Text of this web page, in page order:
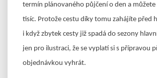
termín plánovaného půjčení o den a
tisíc. Protože cestu díky tomu zahájíte před
i když zbytek cesty již spadá do sezony
jen pro ilustraci, že se vyplatí si s přípravou
objednávkou vyhrát.